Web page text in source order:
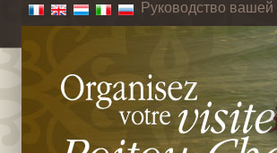
Руководство